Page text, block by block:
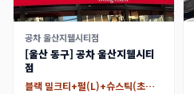
공차 울산지웰시티점
[울산 동구] 공차 울산지웰시티
점
블랙 밀크티+펄(L)+슈스틱(초코 or 요구르트),타로 밀크티+펄(L)+슈스틱(초코 or 요구르트)